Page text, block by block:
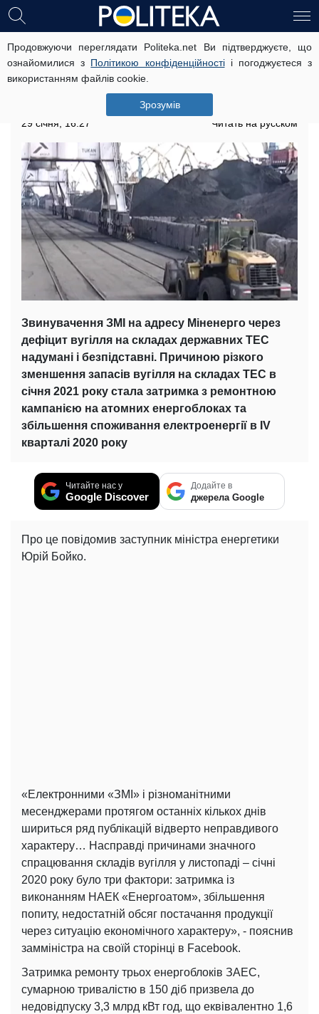
Продовжуючи переглядати Politeka.net Ви підтверджуєте, що
ознайомилися з Політикою конфіденційностіі погоджуєтеся з
використанням файлів cookie.
Зрозумів
ЗМІ та політики розповсюджують
фейки щодо причин нехватки
вугілля на державних ТЕС –
замміністра енергетики
29 січня, 16:27 Читать на русском
Звинувачення ЗМІ на адресу Міненерго через
дефіцит вугілля на складах державних ТЕС
надумані і безпідставні. Причиною різкого
зменшення запасів вугілля на складах ТЕС в
січня 2021 року стала затримка з ремонтною
кампанією на атомних енергоблоках та
збільшення споживання електроенергії в IV
кварталі 2020 року
Читайте нас у
Google Discover
Додайте в
джерела Google
Про це повідомив заступник міністра енергетики
Юрій Бойко.
«Електронними «ЗМІ» і різноманітними
месенджерами протягом останніх кількох днів
шириться ряд публікацій відверто неправдивого
характеру… Насправді причинами значного
спрацювання складів вугілля у листопаді – січні
2020 року було три фактори: затримка із
виконанням НАЕК «Енергоатом», збільшення
попиту, недостатній обсяг постачання продукції
через ситуацію економічного характеру», - пояснив
замміністра на своїй сторінці в Facebook.
Затримка ремонту трьох енергоблоків ЗАЕС,
сумарною тривалістю в 150 діб призвела до
недовідпуску 3,3 млрд кВт год, що еквівалентно 1,6